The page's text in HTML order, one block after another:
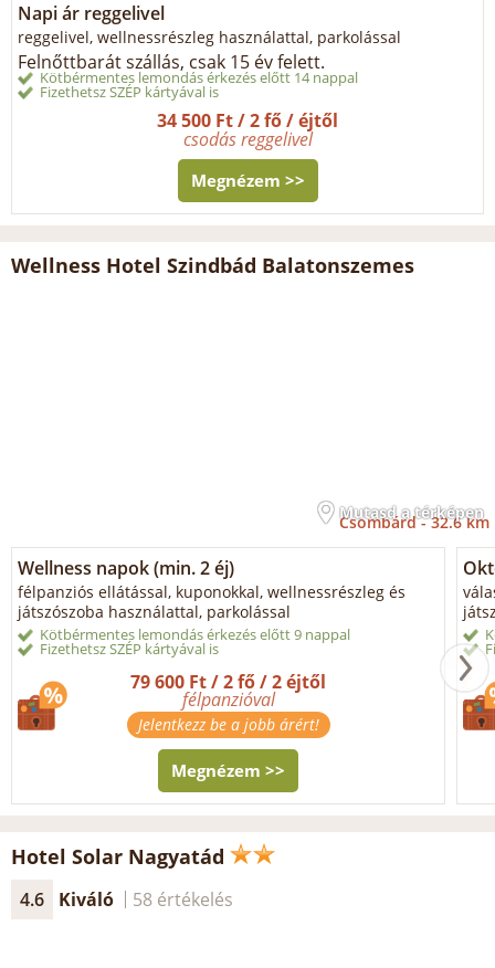
Napi ár reggelivel
reggelivel, wellnessrészleg használattal, parkolással
Felnőttbarát szállás, csak 15 év felett.
Kötbérmentes lemondás érkezés előtt 14 nappal
Fizethetsz SZÉP kártyával is
34 500 Ft / 2 fő / éjtől
csodás reggelivel
Megnézem >>
Wellness Hotel Szindbád Balatonszemes
Mutasd a térképen
Csombárd -32.6 km
Wellness napok (min. 2 éj)
félpanziós ellátással, kuponokkal, wellnessrészleg és
játszószoba használattal, parkolással
Kötbérmentes lemondás érkezés előtt 9 nappal
Fizethetsz SZÉP kártyával is
79 600 Ft / 2 fő / 2 éjtől
félpanzióval
Jelentkezz be a jobb árért!
Megnézem >>
Hotel Solar Nagyatád
4.6 Kiváló 58 értékelés